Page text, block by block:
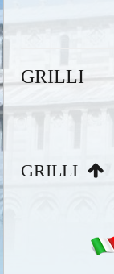
GRILLI
GRILLI